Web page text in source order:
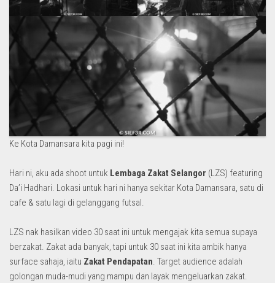
Ke Kota Damansara kita pagi ini!
Hari ni, aku ada shoot untuk Lembaga Zakat Selangor (LZS) featuring
Da’i Hadhari. Lokasi untuk hari ni hanya sekitar Kota Damansara, satu di
cafe & satu lagi di gelanggang futsal.
LZS nak hasilkan video 30 saat ini untuk mengajak kita semua supaya
berzakat. Zakat ada banyak, tapi untuk 30 saat ini kita ambik hanya
surface sahaja, iaitu Zakat Pendapatan. Target audience adalah
golongan muda-mudi yang mampu dan layak mengeluarkan zakat.